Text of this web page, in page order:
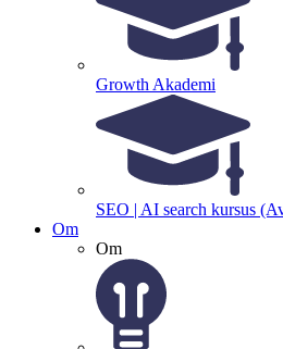
Growth Akademi
SEO | AI search kursus
Om
Om